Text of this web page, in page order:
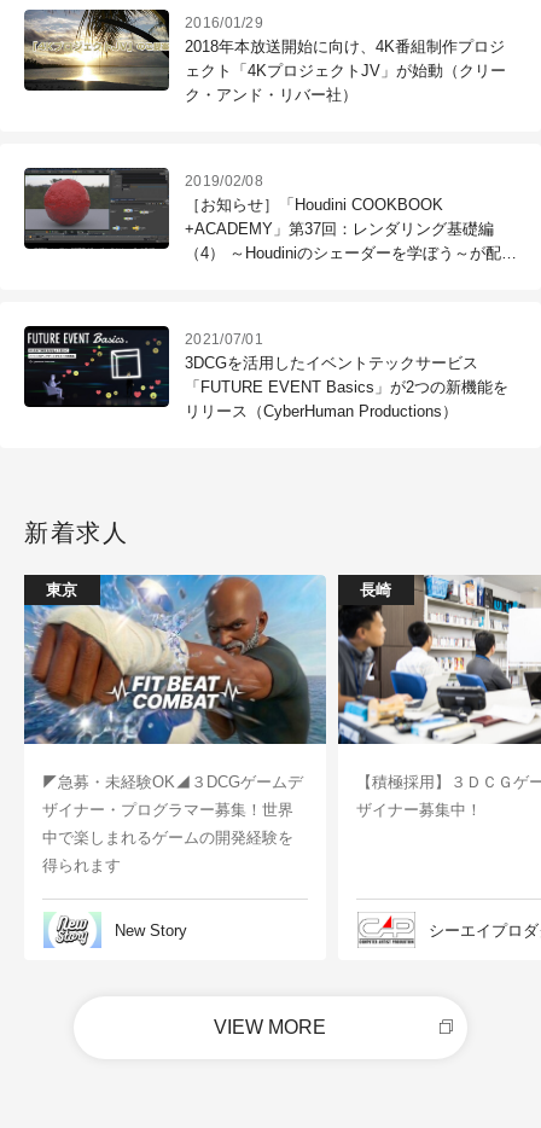
2016/01/29
2018年本放送開始に向け、4K番組制作プロジ
ェクト「4KプロジェクトJV」が始動（クリー
ク・アンド・リバー社）
2019/02/08
［お知らせ］「Houdini COOKBOOK
+ACADEMY」第37回：レンダリング基礎編
（4） ～Houdiniのシェーダーを学ぼう～が配信
2021/07/01
3DCGを活用したイベントテックサービス
「FUTURE EVENT Basics」が2つの新機能を
リリース（CyberHuman Productions）
新着求人
東京
◤急募・未経験OK◢３DCGゲームデ
ザイナー・プログラマー募集！世界
中で楽しまれるゲームの開発経験を
得られます
New Story
長崎
【積極採用】３ＤＣＧゲ
ザイナー募集中！
シーエイプロ
VIEW MORE